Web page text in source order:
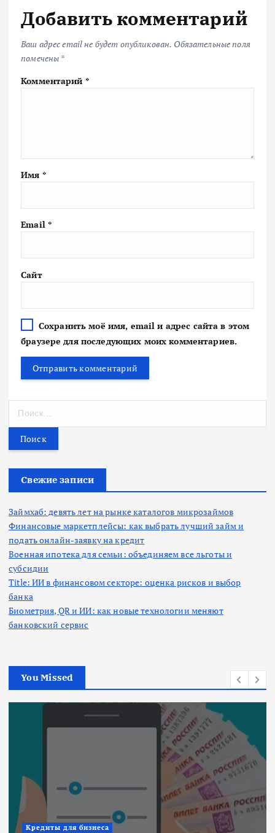
Добавить комментарий
Ваш адрес email не будет опубликован. Обязательные поля
помечены *
Комментарий *
Имя *
Email *
Сайт
Сохранить моё имя, email и адрес сайта в этом
браузере для последующих моих комментариев.
т
Свежие записи
Займхаб: девять лет на рынке каталогов микрозаймов
Финансовые маркетплейсы: как выбрать лучший займ и
подать онлайн-заявку на кредит
Военная ипотека для семьи: объединяем все льготы и
субсидии
Title: ИИ в финансовом секторе: оценка рисков и выбор
банка
Биометрия, QR и ИИ: как новые технологии меняют
банковский сервис
You Missed